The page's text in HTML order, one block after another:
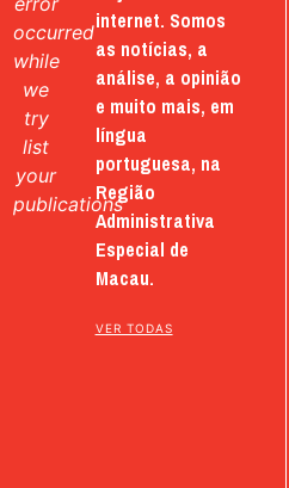
occurred
while
we
try
list
your
publications
internet. Somos
as notícias, a
análise, a opinião
e muito mais, em
língua
portuguesa, na
Região
Administrativa
Especial de
Macau.
VER TODAS